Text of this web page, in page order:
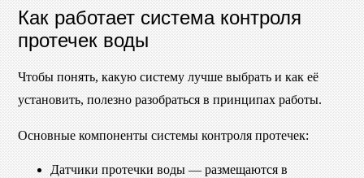
Как работает система контроля
протечек воды
Чтобы понять, какую систему лучше выбрать и как её
установить, полезно разобраться в принципах работы.
Основные компоненты системы контроля протечек:
Датчики протечки воды — размещаются в